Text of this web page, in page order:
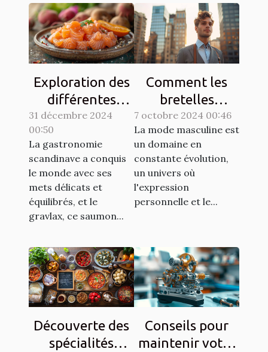
Exploration des
différentes
techniques de
gravlax avec
légumes racines
31 décembre 2024
00:50
La gastronomie
scandinave a conquis
le monde avec ses
mets délicats et
équilibrés, et le
gravlax, ce saumon...
Comment les
bretelles
redéfinissent
l'élégance
masculine
moderne
7 octobre 2024 00:46
La mode masculine est
un domaine en
constante évolution,
un univers où
l'expression
personnelle et le...
Découverte des
spécialités
Conseils pour
maintenir votre